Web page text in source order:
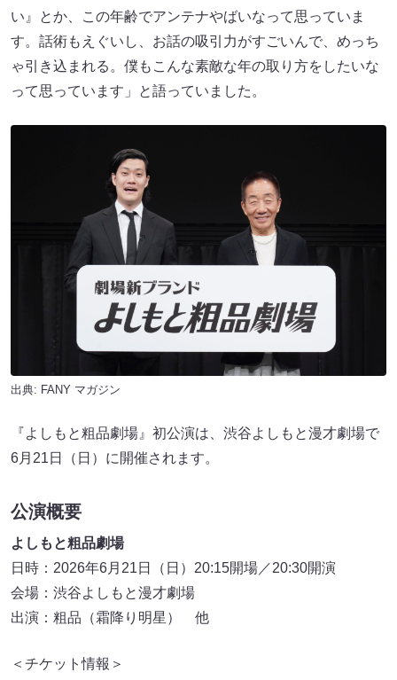
い』とか、この年齢でアンテナやばいなって思っていま
す。話術もえぐいし、お話の吸引力がすごいんで、めっち
ゃ引き込まれる。僕もこんな素敵な年の取り方をしたいな
って思っています」と語っていました。
出典: FANY マガジン
『よしもと粗品劇場』初公演は、渋谷よしもと漫才劇場で
6月21日（日）に開催されます。
公演概要
よしもと粗品劇場
日時：2026年6月21日（日）20:15開場／20:30開演
会場：渋谷よしもと漫才劇場
出演：粗品（霜降り明星） 他
＜チケット情報＞